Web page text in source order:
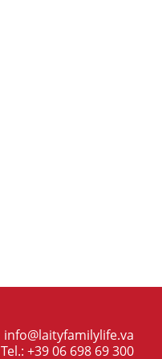
info@laityfamilylife.va
Tel.: +39 06 698 69 300